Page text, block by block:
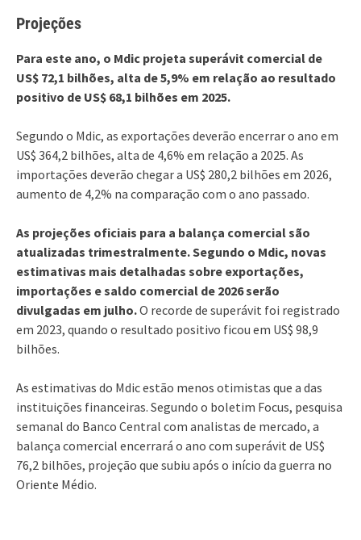
Projeções
Para este ano, o Mdic projeta superávit comercial de
US$ 72,1 bilhões, alta de 5,9% em relação ao resultado
positivo de US$ 68,1 bilhões em 2025.
Segundo o Mdic, as exportações deverão encerrar o ano em
US$ 364,2 bilhões, alta de 4,6% em relação a 2025. As
importações deverão chegar a US$ 280,2 bilhões em 2026,
aumento de 4,2% na comparação com o ano passado.
As projeções oficiais para a balança comercial são
atualizadas trimestralmente. Segundo o Mdic, novas
estimativas mais detalhadas sobre exportações,
importações e saldo comercial de 2026 serão
divulgadas em julho.O recorde de superávit foi registrado
em 2023, quando o resultado positivo ficou em US$ 98,9
bilhões.
As estimativas do Mdic estão menos otimistas que a das
instituições financeiras. Segundo o boletim Focus, pesquisa
semanal do Banco Central com analistas de mercado, a
balança comercial encerrará o ano com superávit de US$
76,2 bilhões, projeção que subiu após o início da guerra no
Oriente Médio.